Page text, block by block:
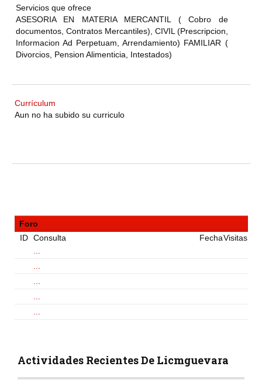
Servicios que ofrece
ASESORIA EN MATERIA MERCANTIL ( Cobro de
documentos, Contratos Mercantiles), CIVIL (Prescripcion,
Informacion Ad Perpetuam, Arrendamiento) FAMILIAR (
Divorcios, Pension Alimenticia, Intestados)
Currículum
Aun no ha subido su curriculo
Foro
ID Consulta FechaVisitas
Actividades Recientes De Licmguevara